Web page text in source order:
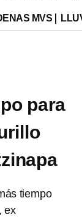
MVS
para
tiempo
ex